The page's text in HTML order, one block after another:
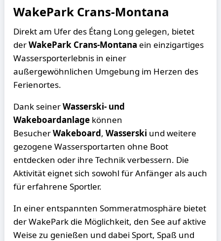
WakePark Crans-Montana
Direkt am Ufer des Étang Long gelegen, bietet
derWakePark Crans-Montana ein einzigartiges
Wassersporterlebnis in einer
außergewöhnlichen Umgebung im Herzen des
Ferienortes.
Dank seinerWasserski- und
Wakeboardanlage können
BesucherWakeboard,Wasserski und weitere
gezogene Wassersportarten ohne Boot
entdecken oder ihre Technik verbessern. Die
Aktivität eignet sich sowohl für Anfänger als auch
für erfahrene Sportler.
In einer entspannten Sommeratmosphäre bietet
der WakePark die Möglichkeit, den See auf aktive
Weise zu genießen und dabei Sport, Spaß und